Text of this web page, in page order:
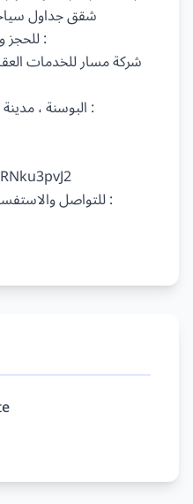
شقق جداول
للحجز
شركة مسار للخدمات
البوسنة ،